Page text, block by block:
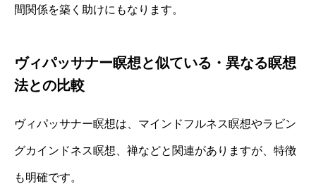
間関係を築く助けにもなります。
ヴィパッサナー瞑想と似ている・異なる瞑想
法との比較
ヴィパッサナー瞑想は、マインドフルネス瞑想やラビン
グカインドネス瞑想、禅などと関連がありますが、特徴
も明確です。